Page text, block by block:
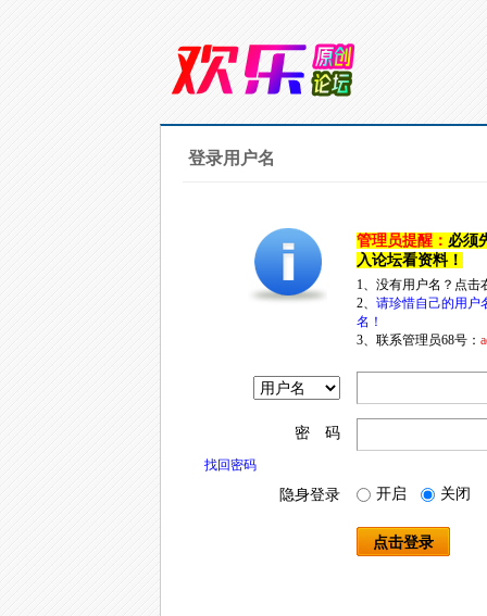
登录用户名
管理员提醒： 必须
入论坛看资料！
1、没有用户名？点
2、 请珍惜自己的用户
名！
3、联系管理员68号：
密 码
找回密码
隐身登录 开启 关闭
点击登录